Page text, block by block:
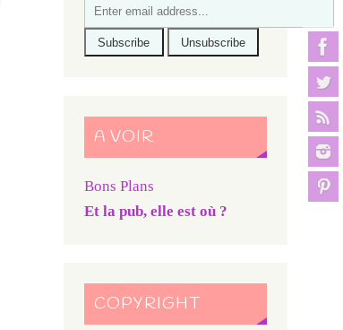
A VOIR
Bons Plans
Et la pub, elle est où ?
COPYRIGHT